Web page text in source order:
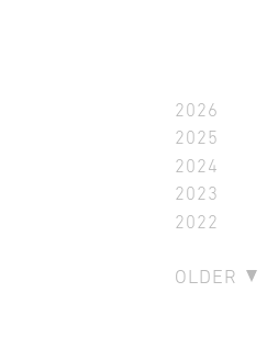
2026
2025
2024
2023
2022
OLDER